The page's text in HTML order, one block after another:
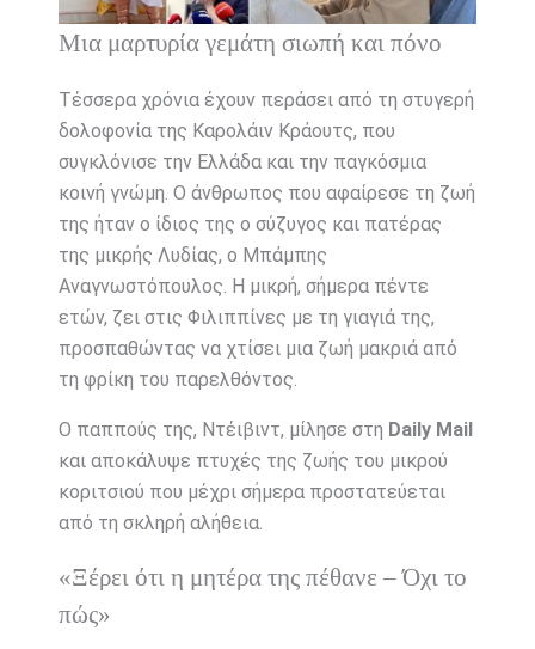
Μια μαρτυρία γεμάτη σιωπή και πόνο
Τέσσερα χρόνια έχουν περάσει από τη στυγερή
δολοφονία της Καρολάιν Κράουτς, που
συγκλόνισε την Ελλάδα και την παγκόσμια
κοινή γνώμη. Ο άνθρωπος που αφαίρεσε τη ζωή
της ήταν ο ίδιος της ο σύζυγος και πατέρας
της μικρής Λυδίας, ο Μπάμπης
Αναγνωστόπουλος. Η μικρή, σήμερα πέντε
ετών, ζει στις Φιλιππίνες με τη γιαγιά της,
προσπαθώντας να χτίσει μια ζωή μακριά από
τη φρίκη του παρελθόντος.
Ο παππούς της, Ντέιβιντ, μίλησε στη Daily Mail
και αποκάλυψε πτυχές της ζωής του μικρού
κοριτσιού που μέχρι σήμερα προστατεύεται
από τη σκληρή αλήθεια.
«Ξέρει ότι η μητέρα της πέθανε – Όχι το
πώς»